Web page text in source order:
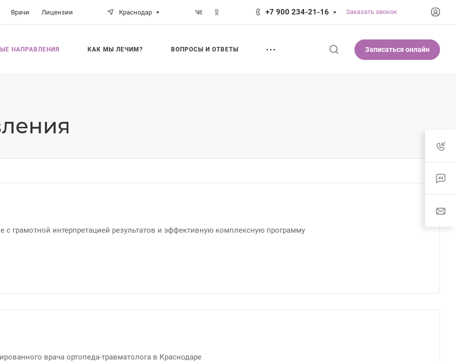
Врачи Лицензии Краснодар +7 900 234-21-16 Заказать звонок
НАПРАВЛЕНИЯ КАК МЫ ЛЕЧИМ? ВОПРОСЫ И ОТВЕТЫ Записаться онлайн
грамотной интерпретацией результатов и эффективную комплексную программу
врача ортопеда-травматолога в Краснодаре